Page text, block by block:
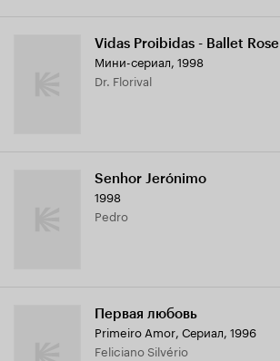
Vidas Proibidas - Ballet Rose
Мини-сериал, 1998
Dr. Florival
Senhor Jerónimo
1998
Pedro
Первая любовь
Primeiro Amor, Сериал, 1996
Feliciano Silvério